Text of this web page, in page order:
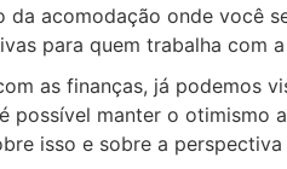
acomodação onde você
para quem trabalha com
as finanças, já podemos
possível manter o otimismo
isso e sobre a